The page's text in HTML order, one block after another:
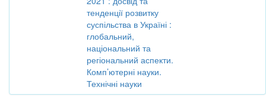
тенденції розвитку
суспільства в Україні :
глобальний,
національний та
регіональний аспекти.
Комп’ютерні науки.
Технічні науки